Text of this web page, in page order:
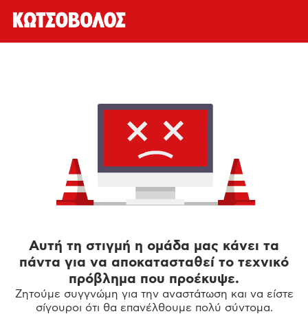
Αυτή τη στιγμή η ομάδα μας κάνει τα
πάντα για να αποκατασταθεί το τεχνικό
πρόβλημα που προέκυψε.
Ζητούμε συγγνώμη για την αναστάτωση και να είστε
σίγουροι ότι θα επανέλθουμε πολύ σύντομα.